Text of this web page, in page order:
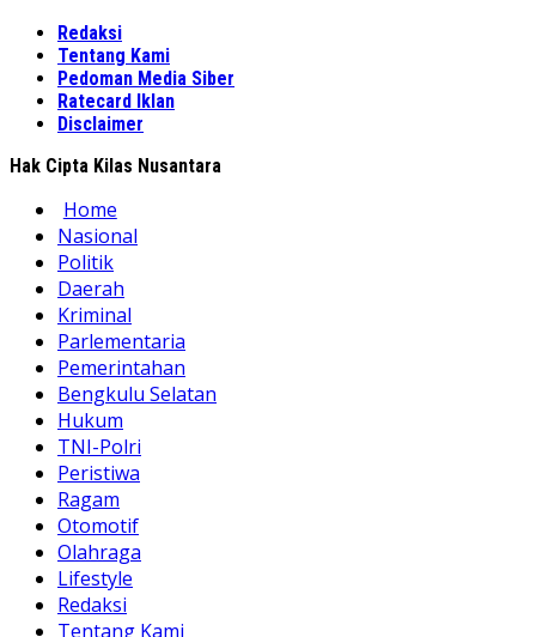
Redaksi
Tentang Kami
Pedoman Media Siber
Ratecard Iklan
Disclaimer
Hak Cipta Kilas Nusantara
Home
Nasional
Politik
Daerah
Kriminal
Parlementaria
Pemerintahan
Bengkulu Selatan
Hukum
TNI-Polri
Peristiwa
Ragam
Otomotif
Olahraga
Lifestyle
Redaksi
Tentang Kami